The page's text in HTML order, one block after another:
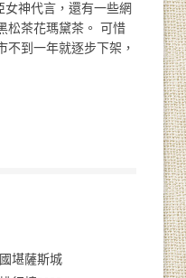
女神代言，還有一些網
松茶花瑪黛茶。 可惜
不到一年就逐步下架，
堪薩斯城